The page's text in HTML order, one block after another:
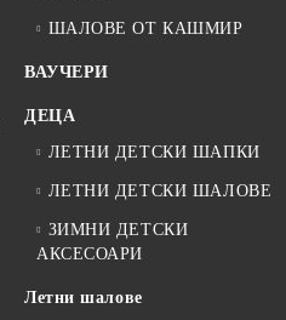
ШАЛОВЕ ОТ КАШМИР
ВАУЧЕРИ
ДЕЦА
ЛЕТНИ ДЕТСКИ ШАПКИ
ЛЕТНИ ДЕТСКИ ШАЛОВЕ
ЗИМНИ ДЕТСКИ
АКСЕСОАРИ
Летни шалове